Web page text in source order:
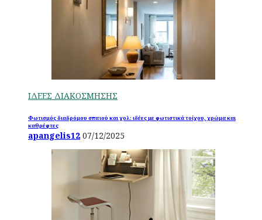
ΙΔΕΕΣ ΔΙΑΚΟΣΜΗΣΗΣ
Φωτισμός διαδρόμου σπιτιού και χολ: ιδέες με φωτιστικά τοίχου, χρώμα και
καθρέφτες
apangelis12 07/12/2025